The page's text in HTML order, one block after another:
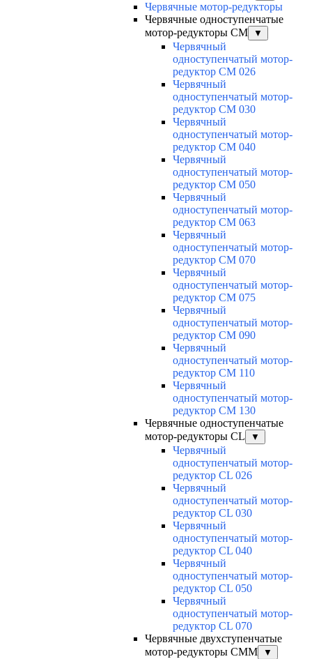
Червячные мотор-редукторы
Червячные одноступенчатые
мотор-редукторы CM
▼
Червячный
одноступенчатый мотор-
редуктор CM 026
Червячный
одноступенчатый мотор-
редуктор CM 030
Червячный
одноступенчатый мотор-
редуктор CM 040
Червячный
одноступенчатый мотор-
редуктор CM 050
Червячный
одноступенчатый мотор-
редуктор CM 063
Червячный
одноступенчатый мотор-
редуктор CM 070
Червячный
одноступенчатый мотор-
редуктор CM 075
Червячный
одноступенчатый мотор-
редуктор CM 090
Червячный
одноступенчатый мотор-
редуктор CM 110
Червячный
одноступенчатый мотор-
редуктор CM 130
Червячные одноступенчатые
мотор-редукторы CL
▼
Червячный
одноступенчатый мотор-
редуктор CL 026
Червячный
одноступенчатый мотор-
редуктор CL 030
Червячный
одноступенчатый мотор-
редуктор CL 040
Червячный
одноступенчатый мотор-
редуктор CL 050
Червячный
одноступенчатый мотор-
редуктор CL 070
Червячные двухступенчатые
мотор-редукторы CMM
▼